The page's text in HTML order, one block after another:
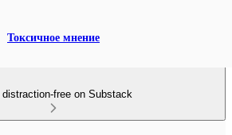
Токсичное мнение
distraction-free on Substack